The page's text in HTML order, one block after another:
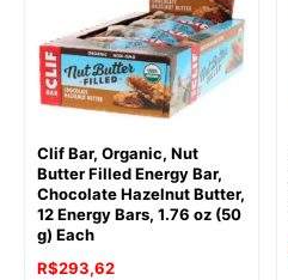
Clif Bar, Organic, Nut
Butter Filled Energy Bar,
Chocolate Hazelnut Butter,
12 Energy Bars, 1.76 oz (50
g) Each
R$293,62